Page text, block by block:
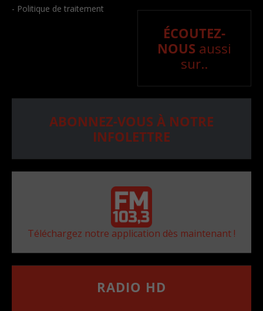
- Politique de traitement
ÉCOUTEZ-
NOUS aussi
sur..
ABONNEZ-VOUS À NOTRE
INFOLETTRE
Téléchargez notre application dès maintenant !
RADIO HD